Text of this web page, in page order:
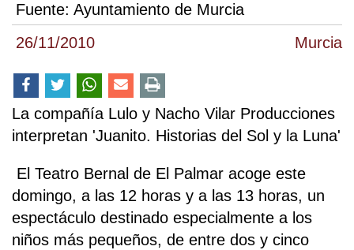
26/11/2010 Murcia
Fuente: Ayuntamiento de Murcia
La compañía Lulo y Nacho Vilar Producciones
interpretan 'Juanito. Historias del Sol y la Luna'
El Teatro Bernal de El Palmar acoge este
domingo, a las 12 horas y a las 13 horas, un
espectáculo destinado especialmente a los
niños más pequeños, de entre dos y cinco